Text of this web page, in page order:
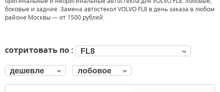
боковые и задние. Замена автостекол VOLVO FL8 в день заказа в любом
районе Москвы — от 1500 рублей.
сотритовать по : FL8
дешевле лобовое